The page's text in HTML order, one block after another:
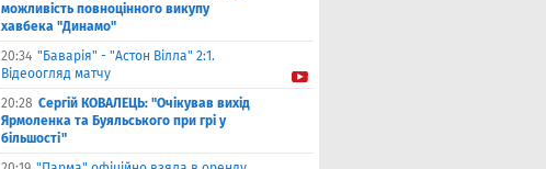
можливість повноцінного викупу
хавбека "Динамо"
20:34 "Баварія" - "Астон Вілла" 2:1.
Відеоогляд матчу
20:28 Сергій КОВАЛЕЦЬ: "Очікував вихід
Ярмоленка та Буяльського при грі у
більшості"